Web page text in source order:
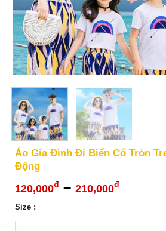
Áo Gia Đình Đi Biển Cổ Tròn
Động
120,000đ – 210,000đKhoảng
Size :